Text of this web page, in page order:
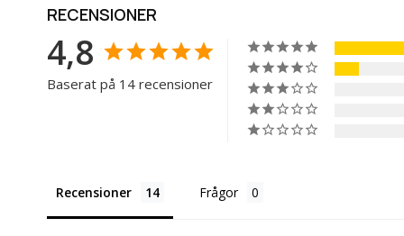
RECENSIONER
4,8
Baserat på 14 recensioner
Recensioner Frågor